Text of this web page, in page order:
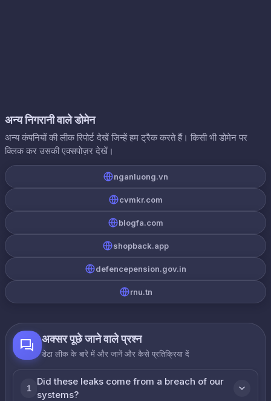
अन्य निगरानी वाले डोमेन
अन्य कंपनियों की लीक रिपोर्ट देखें जिन्हें हम ट्रैक करते हैं। किसी भी डोमेन पर
क्लिक कर उसकी एक्सपोज़र देखें।
nganluong.vn
cvmkr.com
blogfa.com
shopback.app
defencepension.gov.in
rnu.tn
अक्सर पूछे जाने वाले प्रश्न
डेटा लीक के बारे में और जानें और कैसे प्रतिक्रिया दें
1
Did these leaks come from a breach of our
systems?